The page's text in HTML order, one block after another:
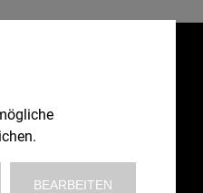
BEARBEITEN